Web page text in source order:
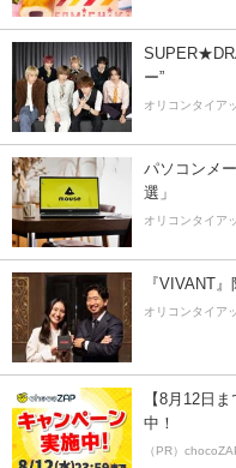
ー”
オリコンタイア
パソコンメ
選」
オリコンタイア
『VIVANT
オリコンタイア
【8月12日
中！
（PR）